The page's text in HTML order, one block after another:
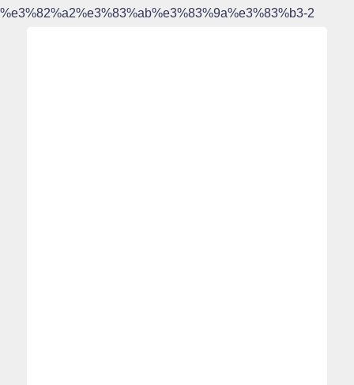
%e3%82%a2%e3%83%ab%e3%83%9a%e3%83%b3-2